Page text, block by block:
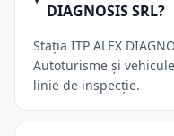
DIAGNOSIS SRL?
Stația ITP ALEX
Autoturisme și
linie de inspecție.